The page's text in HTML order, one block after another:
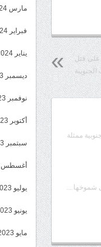
على قتل
الجنوبية
ممثلة
شموخها ...
مارس 2024
فبراير 2024
يناير 2024
ديسمبر 2023
نوفمبر 2023
أكتوبر 2023
سبتمبر 2023
أغسطس 2023
يوليو 2023
يونيو 2023
مايو 2023